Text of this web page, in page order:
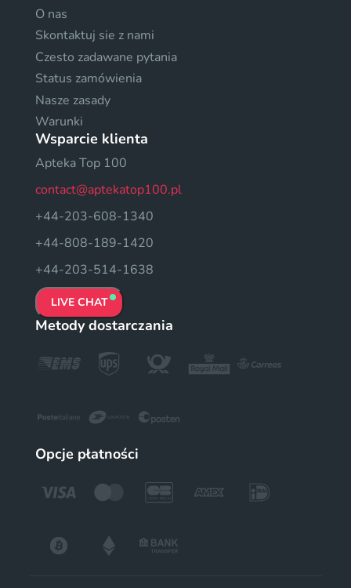
O nas
Skontaktuj sie z nami
Czesto zadawane pytania
Status zamówienia
Nasze zasady
Warunki
Wsparcie klienta
Apteka Top 100
contact@aptekatop100.pl
+44-203-608-1340
+44-808-189-1420
+44-203-514-1638
LIVE CHAT
Metody dostarczania
Opcje płatności